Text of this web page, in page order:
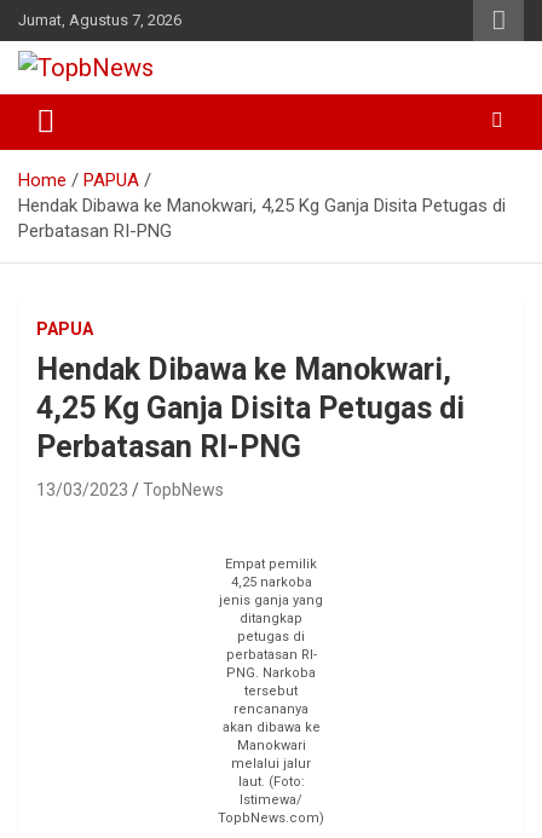
Skip
to
content
Jumat, Agustus 7, 2026
Home
PAPUA
Hendak Dibawa ke Manokwari, 4,25 Kg Ganja Disita Petugas di
Perbatasan RI-PNG
PAPUA
Hendak Dibawa ke Manokwari,
4,25 Kg Ganja Disita Petugas di
Perbatasan RI-PNG
13/03/2023 TopbNews
Empat pemilik
4,25 narkoba
jenis ganja yang
ditangkap
petugas di
perbatasan RI-
PNG. Narkoba
tersebut
rencananya
akan dibawa ke
Manokwari
melalui jalur
laut. (Foto:
Istimewa/
TopbNews.com)